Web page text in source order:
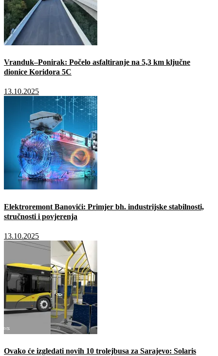
Vranduk–Ponirak: Počelo asfaltiranje na 5,3 km ključne
dionice Koridora 5C
13.10.2025
Elektroremont Banovići: Primjer bh. industrijske stabilnosti,
stručnosti i povjerenja
13.10.2025
Ovako će izgledati novih 10 trolejbusa za Sarajevo: Solaris